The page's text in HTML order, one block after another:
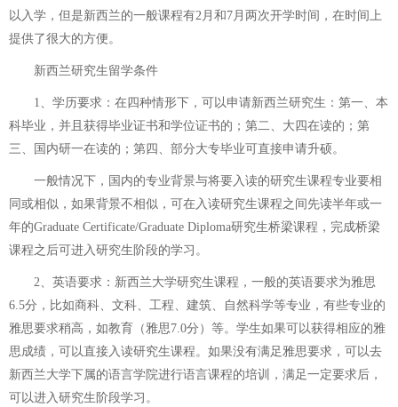
以入学，但是新西兰的一般课程有2月和7月两次开学时间，在时间上
提供了很大的方便。
新西兰研究生留学条件
1、学历要求：在四种情形下，可以申请新西兰研究生：第一、本
科毕业，并且获得毕业证书和学位证书的；第二、大四在读的；第
三、国内研一在读的；第四、部分大专毕业可直接申请升硕。
一般情况下，国内的专业背景与将要入读的研究生课程专业要相
同或相似，如果背景不相似，可在入读研究生课程之间先读半年或一
年的Graduate Certificate/Graduate Diploma研究生桥梁课程，完成桥梁
课程之后可进入研究生阶段的学习。
2、英语要求：新西兰大学研究生课程，一般的英语要求为雅思
6.5分，比如商科、文科、工程、建筑、自然科学等专业，有些专业的
雅思要求稍高，如教育（雅思7.0分）等。学生如果可以获得相应的雅
思成绩，可以直接入读研究生课程。如果没有满足雅思要求，可以去
新西兰大学下属的语言学院进行语言课程的培训，满足一定要求后，
可以进入研究生阶段学习。